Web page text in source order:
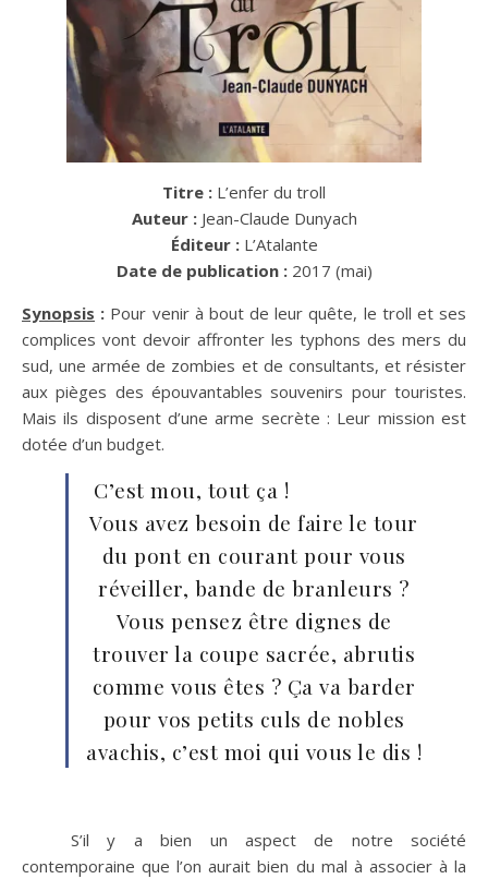
Titre : L’enfer du troll
Auteur : Jean-Claude Dunyach
Éditeur : L’Atalante
Date de publication : 2017 (mai)
Synopsis : Pour venir à bout de leur quête, le troll et ses
complices vont devoir affronter les typhons des mers du
sud, une armée de zombies et de consultants, et résister
aux pièges des épouvantables souvenirs pour touristes.
Mais ils disposent d’une arme secrète : Leur mission est
dotée d’un budget.
C’est mou, tout ça !
Vous avez besoin de faire le tour
du pont en courant pour vous
réveiller, bande de branleurs ?
Vous pensez être dignes de
trouver la coupe sacrée, abrutis
comme vous êtes ? Ça va barder
pour vos petits culs de nobles
avachis, c’est moi qui vous le dis !
S’il y a bien un aspect de notre société
contemporaine que l’on aurait bien du mal à associer à la